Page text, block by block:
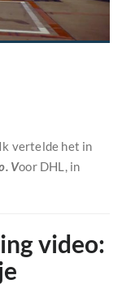
vertelde het in
Voor DHL, in
video: